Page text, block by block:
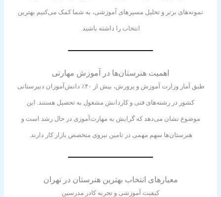
نمونه‌های برتر و تحلیل مسیرهای آموزشی، به شما کمک می‌کنیم بهترین
انتخاب را داشته باشید.
اهمیت هنرستان‌ها در آموزش مهارتی
طبق آمار وزارت آموزش و پرورش، بیش از ۴۰٪ دانش‌آموزان دبیرستانی
کشور در رشته‌های فنی و کاردانش مشغول به تحصیل هستند. این
موضوع نشان می‌دهد که گرایش به مهارت‌آموزی در حال رشد است و
هنرستان‌ها سهم مهمی در تامین نیروی متخصص بازار کار دارند.
معیارهای انتخاب بهترین هنرستان در تهران
کیفیت آموزشی و تجربه کادر مدرسین